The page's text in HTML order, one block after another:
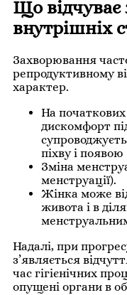
Що
внутрішніх
Захворювання
репродуктивному
характер.
На початкових
дискомфорт
піхву і
Зміна
менструації).
Жінка може
живота і в
Надалі, при
з’являється
час гігієнічних
опущені органи в